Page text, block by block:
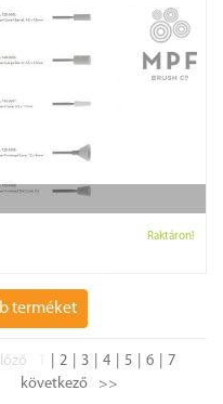
Raktáron!
terméket
2 3 4 5 6
7
következő
>>